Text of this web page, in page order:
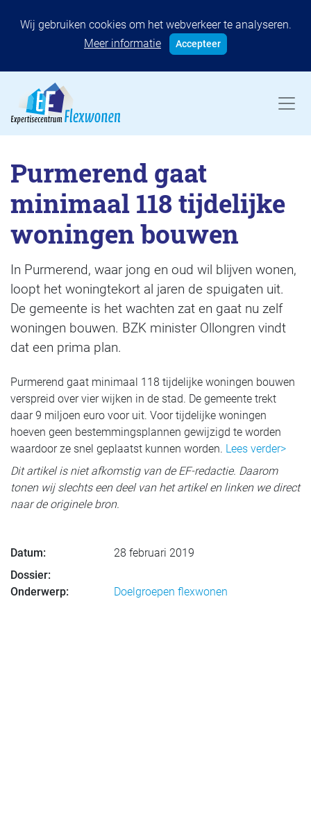
Wij gebruiken cookies om het webverkeer te analyseren.
Meer informatie
Accepteer
Purmerend gaat
minimaal 118 tijdelijke
woningen bouwen
In Purmerend, waar jong en oud wil blijven wonen,
loopt het woningtekort al jaren de spuigaten uit.
De gemeente is het wachten zat en gaat nu zelf
woningen bouwen. BZK minister Ollongren vindt
dat een prima plan.
Purmerend gaat minimaal 118 tijdelijke woningen bouwen
verspreid over vier wijken in de stad. De gemeente trekt
daar 9 miljoen euro voor uit. Voor tijdelijke woningen
hoeven geen bestemmingsplannen gewijzigd te worden
waardoor ze snel geplaatst kunnen worden. Lees verder>
Dit artikel is niet afkomstig van de EF-redactie. Daarom
tonen wij slechts een deel van het artikel en linken we direct
naar de originele bron.
Datum:
28 februari 2019
Dossier:
Onderwerp:
Doelgroepen flexwonen